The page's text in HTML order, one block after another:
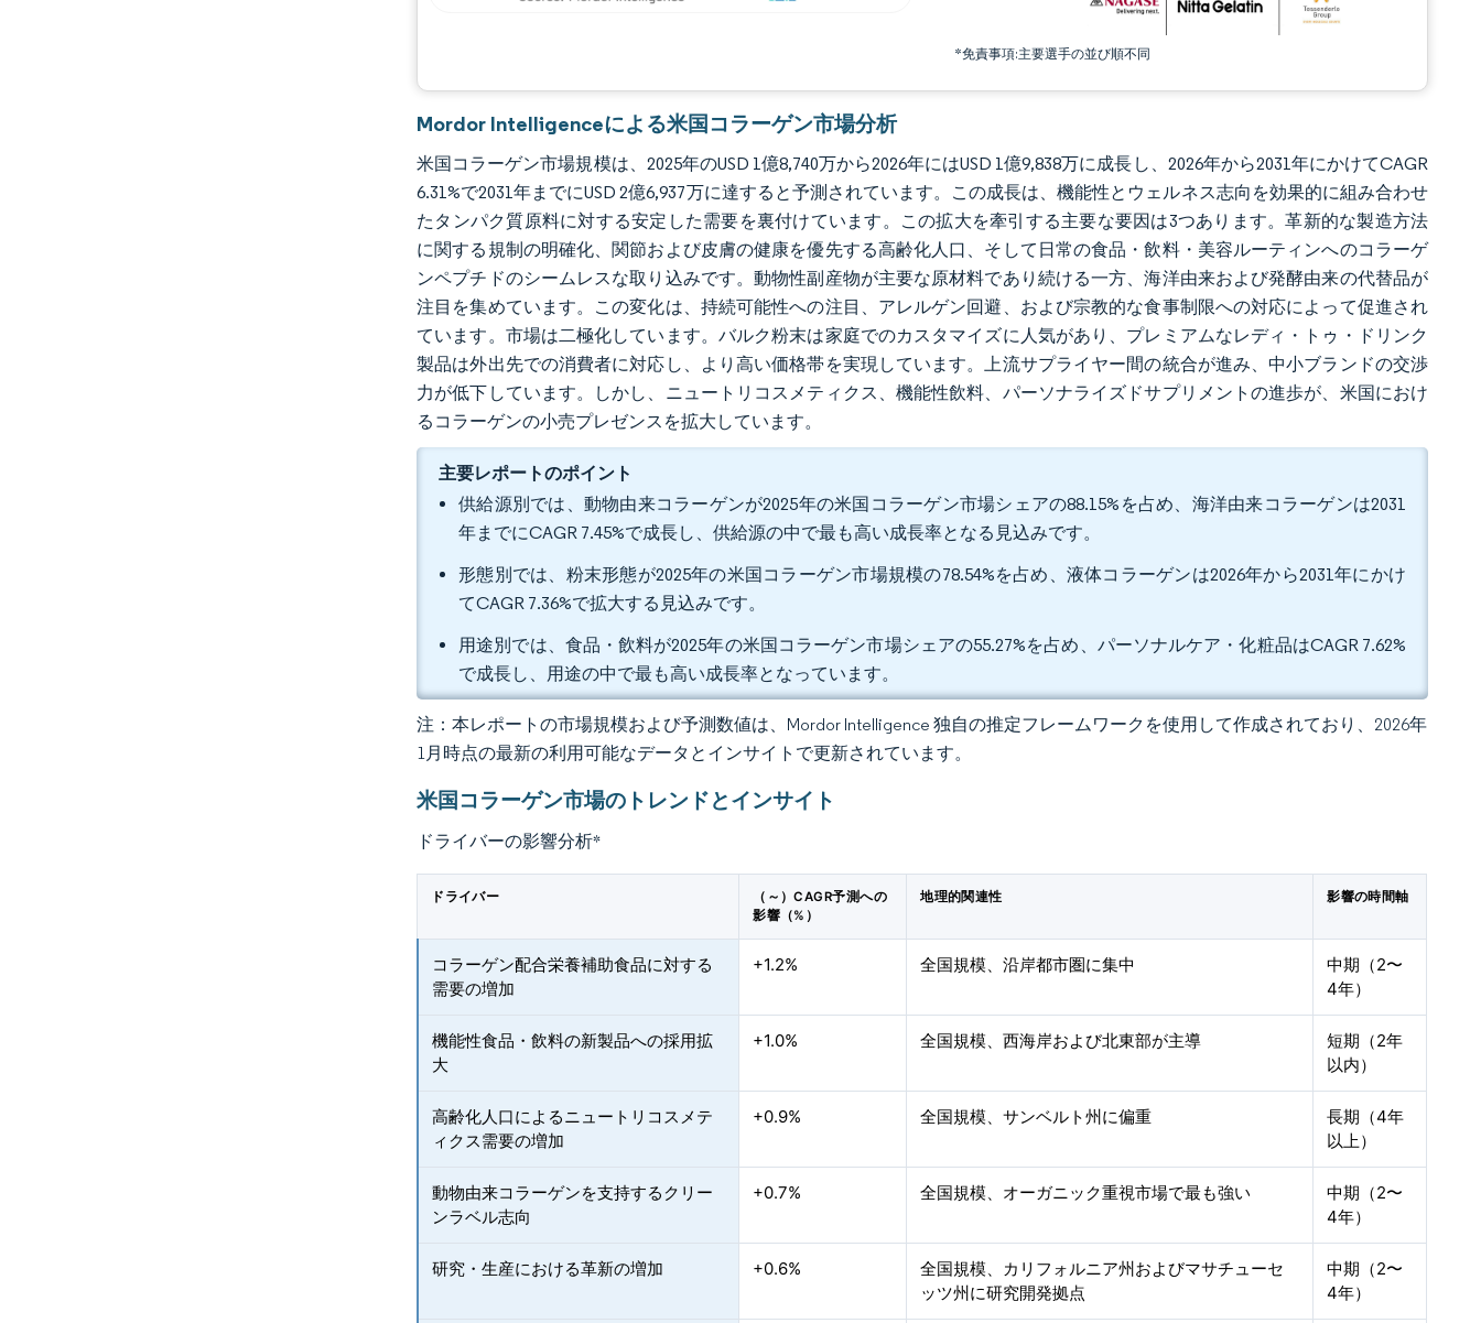
*免責事項:主要選手の並び順不同
Mordor Intelligenceによる米国コラーゲン市場分析
米国コラーゲン市場規模は、2025年のUSD 1億8,740万から2026年にはUSD 1億9,838万に成長し、2026年から2031年にかけてCAGR
6.31%で2031年までにUSD 2億6,937万に達すると予測されています。この成長は、機能性とウェルネス志向を効果的に組み合わせ
たタンパク質原料に対する安定した需要を裏付けています。この拡大を牽引する主要な要因は3つあります。革新的な製造方法
に関する規制の明確化、関節および皮膚の健康を優先する高齢化人口、そして日常の食品・飲料・美容ルーティンへのコラーゲ
ンペプチドのシームレスな取り込みです。動物性副産物が主要な原材料であり続ける一方、海洋由来および発酵由来の代替品が
注目を集めています。この変化は、持続可能性への注目、アレルゲン回避、および宗教的な食事制限への対応によって促進され
ています。市場は二極化しています。バルク粉末は家庭でのカスタマイズに人気があり、プレミアムなレディ・トゥ・ドリンク
製品は外出先での消費者に対応し、より高い価格帯を実現しています。上流サプライヤー間の統合が進み、中小ブランドの交渉
力が低下しています。しかし、ニュートリコスメティクス、機能性飲料、パーソナライズドサプリメントの進歩が、米国におけ
るコラーゲンの小売プレゼンスを拡大しています。
主要レポートのポイント
供給源別では、動物由来コラーゲンが2025年の米国コラーゲン市場シェアの88.15%を占め、海洋由来コラーゲンは2031
年までにCAGR 7.45%で成長し、供給源の中で最も高い成長率となる見込みです。
形態別では、粉末形態が2025年の米国コラーゲン市場規模の78.54%を占め、液体コラーゲンは2026年から2031年にかけ
てCAGR 7.36%で拡大する見込みです。
用途別では、食品・飲料が2025年の米国コラーゲン市場シェアの55.27%を占め、パーソナルケア・化粧品はCAGR 7.62%
で成長し、用途の中で最も高い成長率となっています。
注：本レポートの市場規模および予測数値は、Mordor Intelligence 独自の推定フレームワークを使用して作成されており、2026年
1月時点の最新の利用可能なデータとインサイトで更新されています。
米国コラーゲン市場のトレンドとインサイト
ドライバーの影響分析*
ドライバー
（～）CAGR予測への
影響（%）
地理的関連性 影響の時間軸
コラーゲン配合栄養補助食品に対する
需要の増加
+1.2% 全国規模、沿岸都市圏に集中
中期（2〜
4年）
機能性食品・飲料の新製品への採用拡
大
+1.0% 全国規模、西海岸および北東部が主導
短期（2年
以内）
高齢化人口によるニュートリコスメテ
ィクス需要の増加
+0.9% 全国規模、サンベルト州に偏重
長期（4年
以上）
動物由来コラーゲンを支持するクリー
ンラベル志向
+0.7% 全国規模、オーガニック重視市場で最も強い
中期（2〜
4年）
研究・生産における革新の増加 +0.6%
全国規模、カリフォルニア州およびマサチューセ
ッツ州に研究開発拠点
中期（2〜
4年）